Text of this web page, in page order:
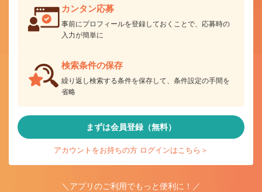
カンタン応募
事前にプロフィールを登録しておくことで、応募時の
入力が簡単に
検索条件の保存
繰り返し検索する条件を保存して、条件設定の手間を
省略
まずは会員登録（無料）
アカウントをお持ちの方 ログインはこちら＞
＼アプリのご利用でもっと便利に！／